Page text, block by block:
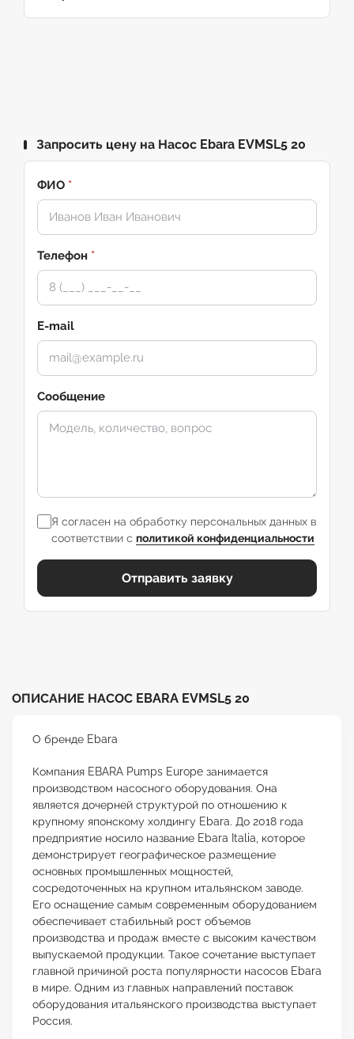
Запросить цену на Насос Ebara EVMSL5 20
ФИО *
Телефон *
E-mail
Сообщение
Я согласен на обработку персональных данных в
соответствии с политикой конфиденциальности
Отправить заявку
ОПИСАНИЕ НАСОС EBARA EVMSL5 20
О бренде Ebara
Компания EBARA Pumps Europe занимается
производством насосного оборудования. Она
является дочерней структурой по отношению к
крупному японскому холдингу Ebara. До 2018 года
предприятие носило название Ebara Italia, которое
демонстрирует географическое размещение
основных промышленных мощностей,
сосредоточенных на крупном итальянском заводе.
Его оснащение самым современным оборудованием
обеспечивает стабильный рост объемов
производства и продаж вместе с высоким качеством
выпускаемой продукции. Такое сочетание выступает
главной причиной роста популярности насосов Ebara
в мире. Одним из главных направлений поставок
оборудования итальянского производства выступает
Россия.